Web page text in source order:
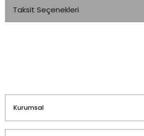
Taksit Seçenekleri
Kurumsal